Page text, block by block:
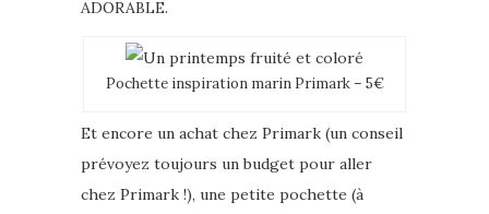
ADORABLE.
Pochette inspiration marin Primark – 5€
Et encore un achat chez Primark (un conseil
prévoyez toujours un budget pour aller
chez Primark !), une petite pochette (à